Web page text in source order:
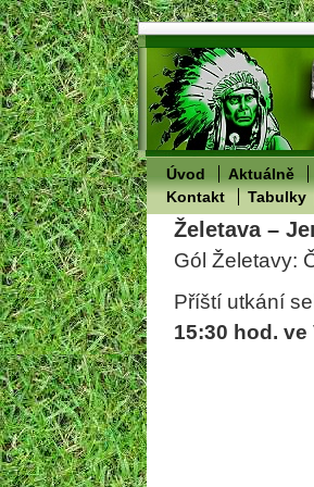
Úvod Aktuálně
Kontakt
Tabulky
Želetava –
Gól Želetavy:
Příští utkání
15:30 hod.